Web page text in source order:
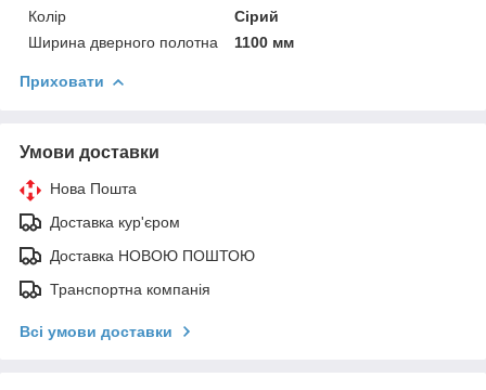
Колір
Сірий
Ширина дверного полотна
1100 мм
Приховати
Умови доставки
Нова Пошта
Доставка кур'єром
Доставка НОВОЮ ПОШТОЮ
Транспортна компанія
Всі умови доставки